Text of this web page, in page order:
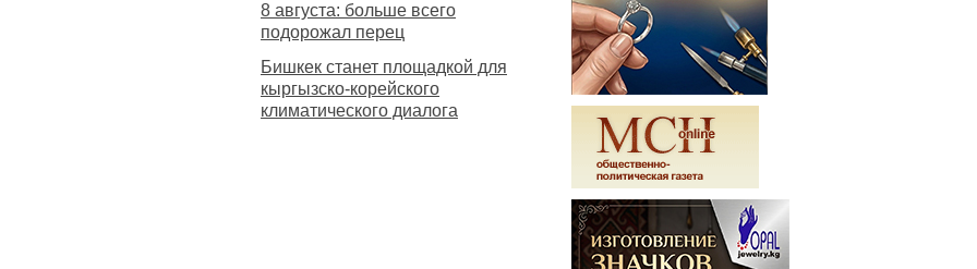
8 августа: больше всего
подорожал перец
Бишкек станет площадкой для
кыргызско-корейского
климатического диалога